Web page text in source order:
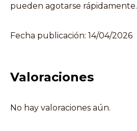
pueden agotarse rápidamente.
Fecha publicación: 14/04/2026
Valoraciones
No hay valoraciones aún.